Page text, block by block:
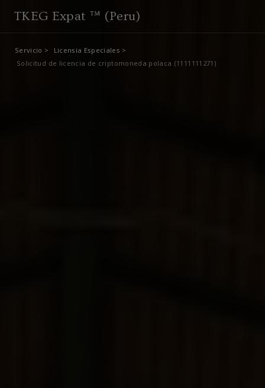
TKEG Expat ™ (Peru)
Servicio >
Licensia Especiales >
Solicitud de licencia de criptomoneda polaca (1111111271)